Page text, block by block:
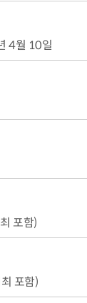
4월 10일
포함)
포함)